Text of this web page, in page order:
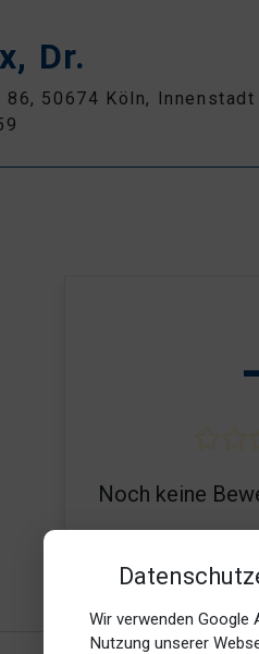
Wir verwenden Google
Nutzung unserer
Dr.
50674 Köln, Innenstadt
-
Noch keine